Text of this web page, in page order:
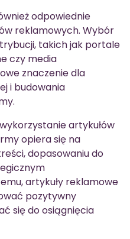
odpowiednie
reklamowych. Wybór
takich jak portale
czy media
znaczenie dla
i budowania
artykułów
opiera się na
dopasowaniu do
artykuły reklamowe
pozytywny
się do osiągnięcia